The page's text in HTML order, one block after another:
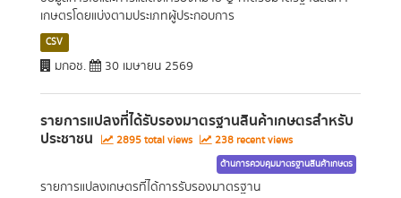
เกษตรโดยแบ่งตามประเภทผู้ประกอบการ
CSV
มกอช. 30 เมษายน 2569
รายการแปลงที่ได้รับรองมาตรฐานสินค้าเกษตรสำหรับ
ประชาชน 2895 total views 238 recent views
ด้านการควบคุมมาตรฐานสินค้าเกษตร
รายการแปลงเกษตรที่ได้การรับรองมาตรฐาน